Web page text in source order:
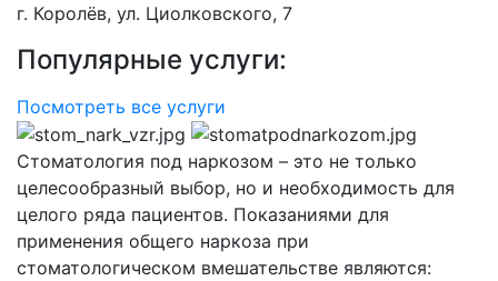
г. Королёв, ул. Циолковского, 7
Популярные услуги:
Посмотреть все услуги
Стоматология под наркозом – это не только
целесообразный выбор, но и необходимость для
целого ряда пациентов. Показаниями для
применения общего наркоза при
стоматологическом вмешательстве являются: